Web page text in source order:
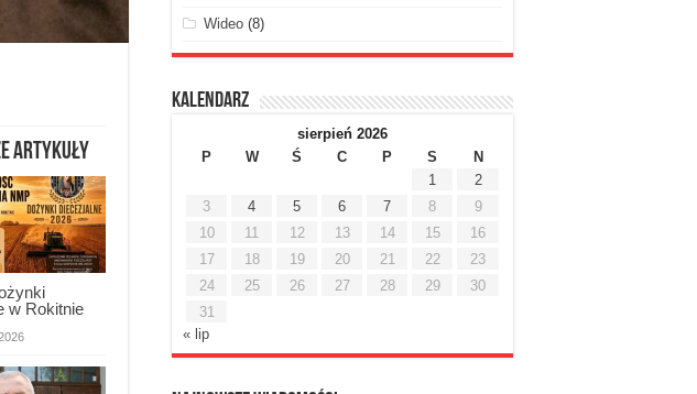
artykuły
w Rokitnie
Wideo(8)
Kalendarz
sierpień 2026
P
W Ś C P S
N
1
2
3
4 5 6 7 8
9
10
11 12 13 14 15
16
17
18 19 20 21 22
23
24
25 26 27 28 29
30
31
« lip